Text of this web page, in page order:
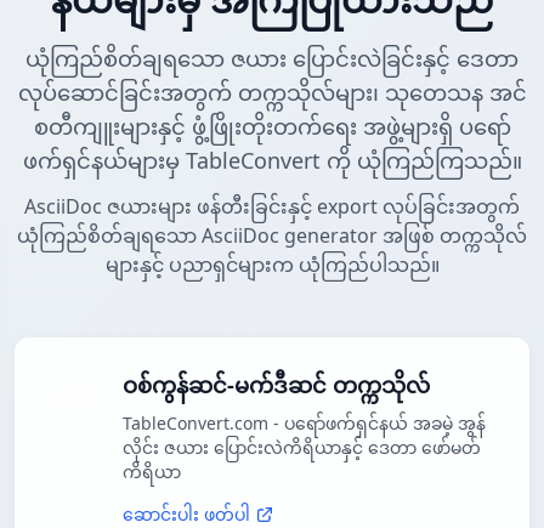
ယုံကြည်စိတ်ချရသော ဇယား ပြောင်းလဲခြင်းနှင့် ဒေတာ
လုပ်ဆောင်ခြင်းအတွက် တက္ကသိုလ်များ၊ သုတေသန အင်
စတီကျူးများနှင့် ဖွံ့ဖြိုးတိုးတက်ရေး အဖွဲ့များရှိ ပရော်
ဖက်ရှင်နယ်များမှ TableConvert ကို ယုံကြည်ကြသည်။
AsciiDoc ဇယားများ ဖန်တီးခြင်းနှင့် export လုပ်ခြင်းအတွက်
ယုံကြည်စိတ်ချရသော AsciiDoc generator အဖြစ် တက္ကသိုလ်
များနှင့် ပညာရှင်များက ယုံကြည်ပါသည်။
ဝစ်ကွန်ဆင်-မက်ဒီဆင် တက္ကသိုလ်
TableConvert.com - ပရော်ဖက်ရှင်နယ် အခမဲ့ အွန်
လိုင်း ဇယား ပြောင်းလဲကိရိယာနှင့် ဒေတာ ဖော်မတ်
ကိရိယာ
ဆောင်းပါး ဖတ်ပါ